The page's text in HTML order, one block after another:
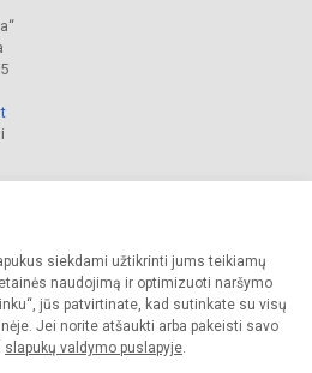
siekdami užtikrinti jums teikiamų
naudojimą ir optimizuoti naršymo
jūs patvirtinate, kad sutinkate su visų
Jei norite atšaukti arba pakeisti savo
slapukų valdymo puslapyje.
„Pasaka“. Visos teisės saugomos.
administracijos sutikimo griežtai draudžiama.
Slapukų valdymas